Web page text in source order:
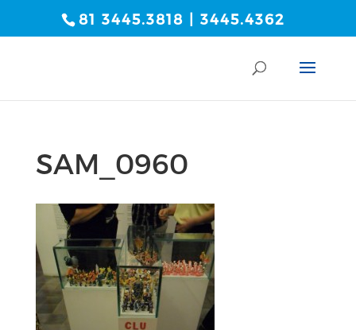
81 3445.3818 | 3445.4362
SAM_0960